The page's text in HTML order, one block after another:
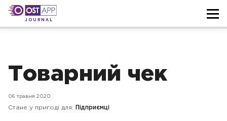
JOURNAL
Товарний чек
06 травня 2020
Стане у пригоді для: Підприємці